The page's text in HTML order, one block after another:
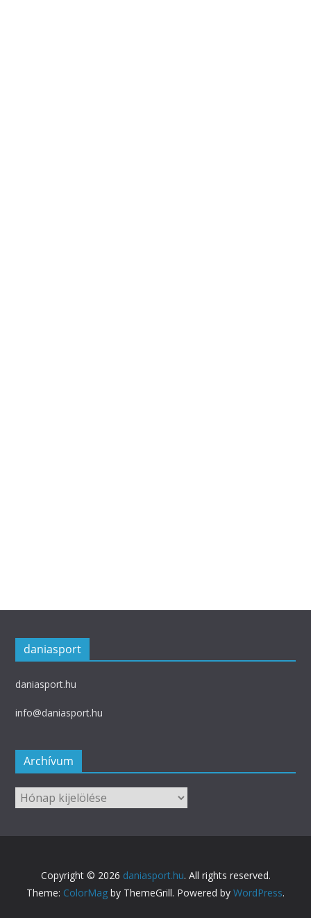
daniasport
daniasport.hu
info@daniasport.hu
Archívum
Archívum
Copyright © 2026 daniasport.hu. All rights reserved.
Theme: ColorMag by ThemeGrill. Powered by WordPress.